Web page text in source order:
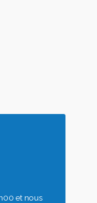
et nous